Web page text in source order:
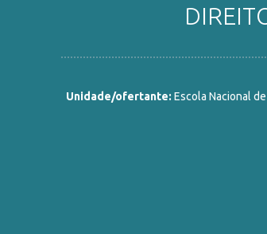
Unidade/ofertante: Escola Nacional